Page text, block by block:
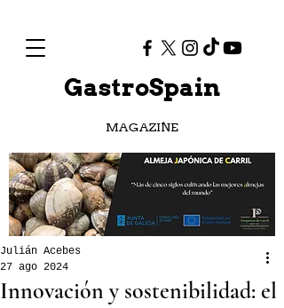
GastroSpain
MAGAZINE
Innovación y sostenibilidad: el
Julián Acebes
27 ago 2024